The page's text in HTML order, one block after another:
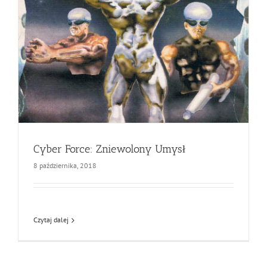
Cyber Force: Zniewolony Umysł
8 października, 2018
Czytaj dalej